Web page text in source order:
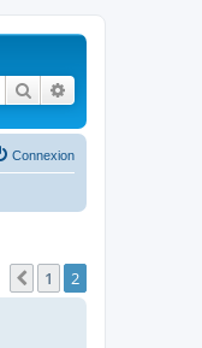
Rechercher
Connexion
Précédente
1 2